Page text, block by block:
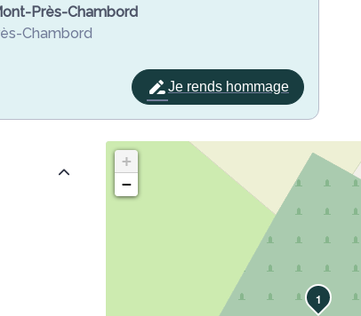
Près-Chambord
Chambord
Je rends hommage
1
+
−